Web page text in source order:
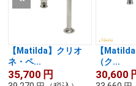
【Matilda】クリオ
ネ・ペ...
35,700 円
【
（ク...
30,600